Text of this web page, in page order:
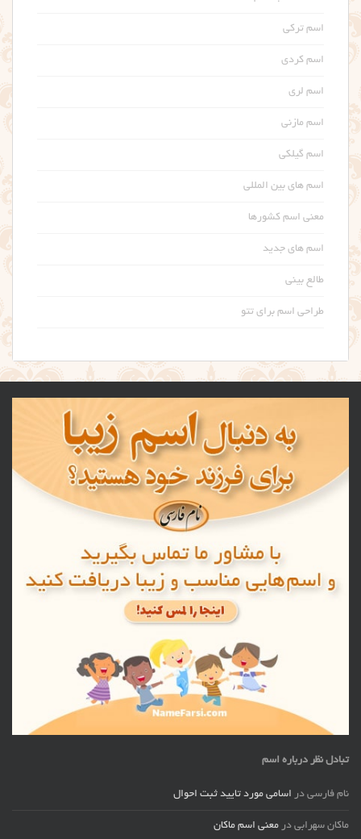
اسم ترکی
اسم کردی
اسم لری
اسم مازنی
اسم گیلکی
اسم های بین المللی
معنی اسم کشورها
اسم های جدید
طالع بینی
طراحی اسم برای تتو
تبادل نظر درباره اسم
نام فارسی در اسامی مورد تایید ثبت احوال
ماکان سهرابی در معنی اسم ماکان